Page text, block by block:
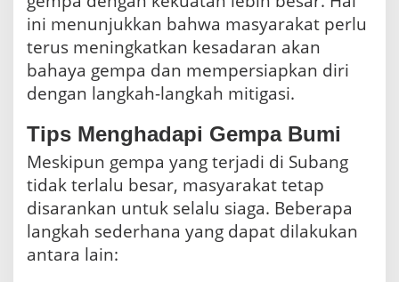
ini menunjukkan bahwa masyarakat perlu
terus meningkatkan kesadaran akan
bahaya gempa dan mempersiapkan diri
dengan langkah-langkah mitigasi.
Tips Menghadapi Gempa Bumi
Meskipun gempa yang terjadi di Subang
tidak terlalu besar, masyarakat tetap
disarankan untuk selalu siaga. Beberapa
langkah sederhana yang dapat dilakukan
antara lain: